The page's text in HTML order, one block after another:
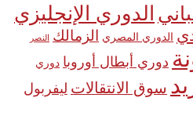
الدوري الإنجليزي
الدوري المصري الزمالك النصر
دوري أبطال أوروبا دوري
سوق الانتقالات ليفربول